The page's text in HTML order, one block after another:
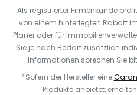
¹ Als registrierter Firmenkunde
von einem hinterlegten Rabatt
Planer oder für
Sie je nach Bedarf zusätzlich
Informationen sprechen Sie
² Sofern der Hersteller eine
Produkte anbietet,